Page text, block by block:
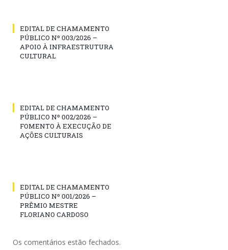
EDITAL DE CHAMAMENTO
PÚBLICO Nº 003/2026 –
APOIO À INFRAESTRUTURA
CULTURAL
EDITAL DE CHAMAMENTO
PÚBLICO Nº 002/2026 –
FOMENTO À EXECUÇÃO DE
AÇÕES CULTURAIS
EDITAL DE CHAMAMENTO
PÚBLICO Nº 001/2026 –
PRÊMIO MESTRE
FLORIANO CARDOSO
Os comentários estão fechados.